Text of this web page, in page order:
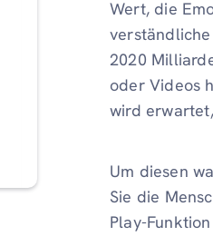
Wert, die
2020
oder Videos
wird
Um diesen
Sie die
Play-